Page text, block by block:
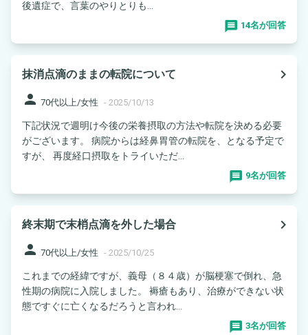
後遺症で、言葉のやりとりも...
14名が回答
抹消点滴のままの転院について
navigate_next
person 70代以上/女性 - 2025/10/13
下記状況で週明け今後の栄養摂取の方法や転院を決める必要
がございます。 病院からは経鼻胃管の転院を、となる予定で
すが、 再度経口摂取をトライいただ...
9名が回答
終末期で末梢点滴を外した場合
navigate_next
person 70代以上/女性 - 2025/10/25
これまでの経緯ですが、義母（８４歳）が脳梗塞で倒れ、急
性期の病院に入院しました。 褥瘡もあり、治療ができない状
態ですぐに亡くなるだろうと言われ...
3名が回答